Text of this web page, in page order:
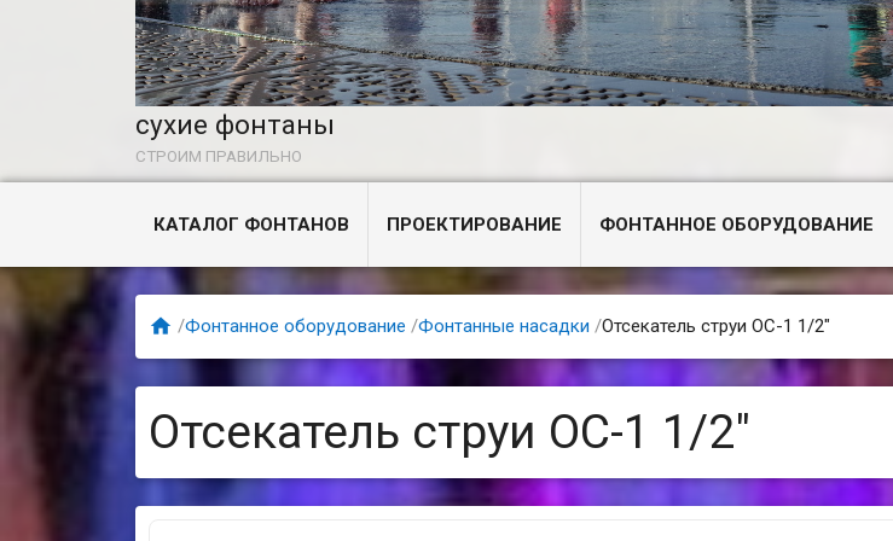
сухие фонтаны
СТРОИМ ПРАВИЛЬНО
КАТАЛОГ ФОНТАНОВ ПРОЕКТИРОВАНИЕ ФОНТАННОЕ ОБОРУДОВАНИЕ
 /Фонтанное оборудование /Фонтанные насадки /Отсекатель струи ОС-1 1/2"
Отсекатель струи ОС-1 1/2"